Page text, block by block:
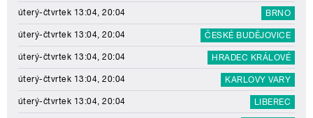
úterý-čtvrtek 13:04, 20:04 BRNO
úterý-čtvrtek 13:04, 20:04 ČESKÉ BUDĚJOVICE
úterý-čtvrtek 13:04, 20:04 HRADEC KRÁLOVÉ
úterý-čtvrtek 13:04, 20:04 KARLOVY VARY
úterý-čtvrtek 13:04, 20:04 LIBEREC